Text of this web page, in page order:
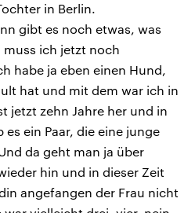
in Berlin.
gibt es noch etwas, was
ich jetzt noch
habe ja eben einen Hund,
hat und mit dem war ich in
jetzt zehn Jahre her und in
ein Paar, die eine junge
da geht man ja über
hin und in dieser Zeit
angefangen der Frau nicht